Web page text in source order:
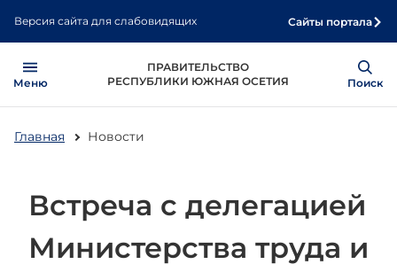
содержанию
Версия сайта для слабовидящих Сайты портала
ПРАВИТЕЛЬСТВО
РЕСПУБЛИКИ ЮЖНАЯ ОСЕТИЯ
Меню
Show
Поиск
Главная Новости
Встреча с делегацией
Министерства труда и